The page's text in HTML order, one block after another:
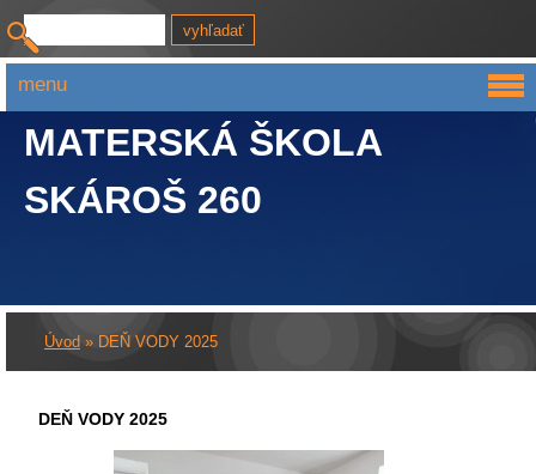
MATERSKÁ ŠKOLA
SKÁROŠ 260
Úvod » DEŇ VODY 2025
DEŇ VODY 2025
menu